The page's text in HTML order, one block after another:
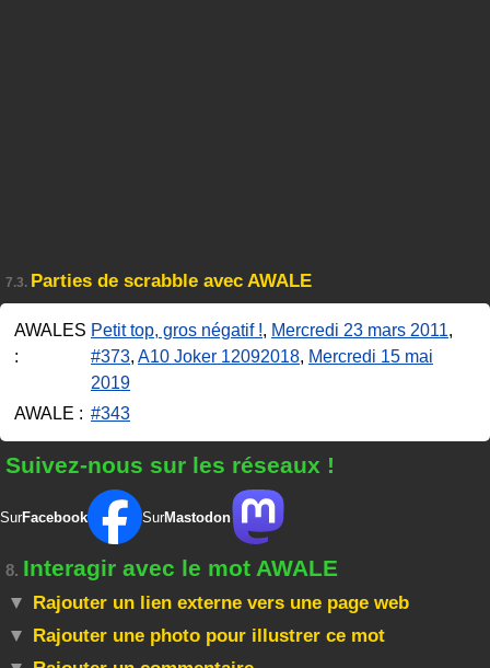
7.3. Parties de scrabble avec AWALE
AWALES
:
Petit top, gros négatif !, Mercredi 23 mars 2011,
#373, A10 Joker 12092018, Mercredi 15 mai
2019
AWALE : #343
Suivez-nous sur les réseaux !
SurFacebook SurMastodon
8. Interagir avec le mot AWALE
Rajouter un lien externe vers une page web
Rajouter une photo pour illustrer ce mot